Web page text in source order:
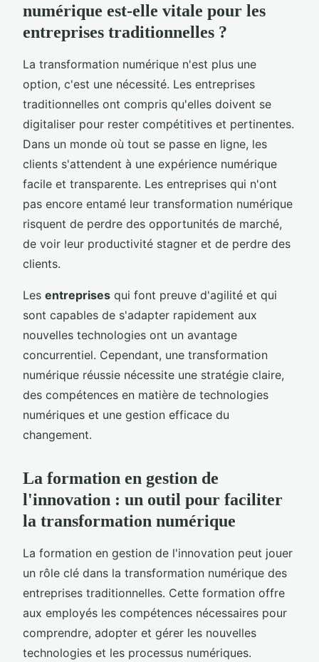
numérique est-elle vitale pour les
entreprises traditionnelles ?
La transformation numérique n'est plus une
option, c'est une nécessité. Les entreprises
traditionnelles ont compris qu'elles doivent se
digitaliser pour rester compétitives et pertinentes.
Dans un monde où tout se passe en ligne, les
clients s'attendent à une expérience numérique
facile et transparente. Les entreprises qui n'ont
pas encore entamé leur transformation numérique
risquent de perdre des opportunités de marché,
de voir leur productivité stagner et de perdre des
clients.
Les entreprises qui font preuve d'agilité et qui
sont capables de s'adapter rapidement aux
nouvelles technologies ont un avantage
concurrentiel. Cependant, une transformation
numérique réussie nécessite une stratégie claire,
des compétences en matière de technologies
numériques et une gestion efficace du
changement.
La formation en gestion de
l'innovation : un outil pour faciliter
la transformation numérique
La formation en gestion de l'innovation peut jouer
un rôle clé dans la transformation numérique des
entreprises traditionnelles. Cette formation offre
aux employés les compétences nécessaires pour
comprendre, adopter et gérer les nouvelles
technologies et les processus numériques.